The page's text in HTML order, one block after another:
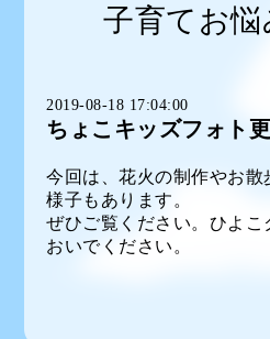
子育てお悩
2019-08-18 17:04:00
ちょこキッズフォト
今回は、花火の制作やお
様子もあります。
ぜひご覧ください。ひよ
おいでください。